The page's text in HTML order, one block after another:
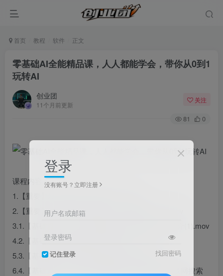
首页 教程 软件 正文
零基础AI全能精品课，人人都能学会，带你从0到1
玩转AI
创业团
11个月前更新
关注
81 0
课程内容：
1.【重要】现在就看!!!开学典礼(1).mp4
2.【重要】新生学习思路(所有人学前必看)!!!.(1).mov
3.1.【基础篇】新一代AI智能模型工具Deepseek简介(1).mov
4.2.【基础篇】AI智能创作工具简介(1).mov
5.3.【基础篇】如何正确地使用Deepseek(1).mov
6.4.【基础篇】Deepseek功能解析–深度思考R1&联网搜索
登录
没有账号？立即注册
用户名或邮箱
登录密码
记住登录 找回密码